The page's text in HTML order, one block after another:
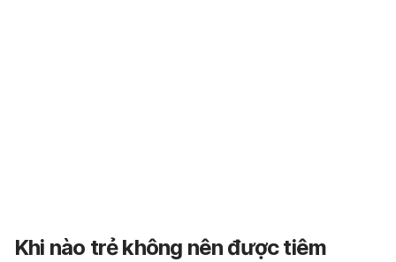
Khi nào trẻ không nên được tiêm